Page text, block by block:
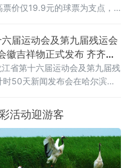
价仅19.9元的球票为支点，
成“旅行通行证”“东北超”是全国
联合主办的群众足球赛事，沈
届运动会及第九届残运会
徽吉祥物正式发布 齐齐哈
迎省级顶级赛事
省第十六届运动会及第九届残
50天新闻发布会在哈尔滨举
报赛事筹备、竞赛组织、服务
等重点工作，标志着全省规
体育盛会全面进入决战冲刺阶
26年再度承办省级顶级赛
安全、精彩、独具特色”为目
活动迎游客